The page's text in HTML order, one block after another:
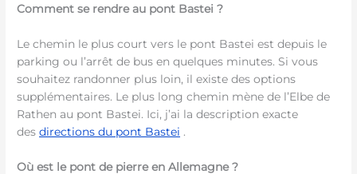
Comment se rendre au pont Bastei ?
Le chemin le plus court vers le pont Bastei est depuis le
parking ou l’arrêt de bus en quelques minutes. Si vous
souhaitez randonner plus loin, il existe des options
supplémentaires. Le plus long chemin mène de l’Elbe de
Rathen au pont Bastei. Ici, j’ai la description exacte
desdirections du pont Bastei .
Où est le pont de pierre en Allemagne ?